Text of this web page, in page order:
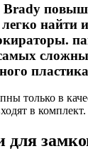
Brady
найти
только в
в комплект.
для